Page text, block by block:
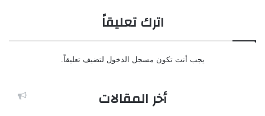
اترك تعليقاً
يجب أنت تكون مسجل الدخول لتضيف تعليقاً.
أخر المقالات